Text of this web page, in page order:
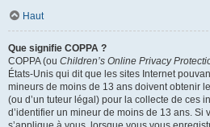
Haut
Que signifie COPPA ?
COPPA (ou Children’s Online Privacy
États-Unis qui dit que les sites Internet
mineurs de moins de 13 ans doivent obtenir
(ou d’un tuteur légal) pour la collecte de ces
d’identifier un mineur de moins de 13 ans. Si